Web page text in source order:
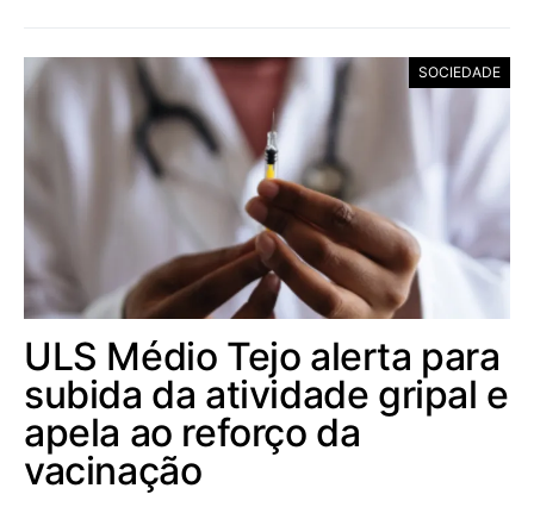
SOCIEDADE
ULS Médio Tejo alerta para
subida da atividade gripal e
apela ao reforço da
vacinação